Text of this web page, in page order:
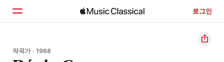
로그인
홈
작곡가 · 1968